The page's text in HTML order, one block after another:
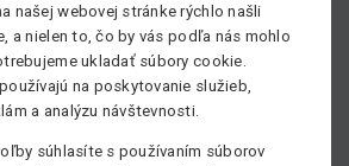
poháňané
našej webovej stránke rýchlo našli
a nielen to, čo by vás podľa nás mohlo
ukladať súbory cookie.
na poskytovanie služieb,
a analýzu návštevnosti.
súhlasíte s používaním súborov